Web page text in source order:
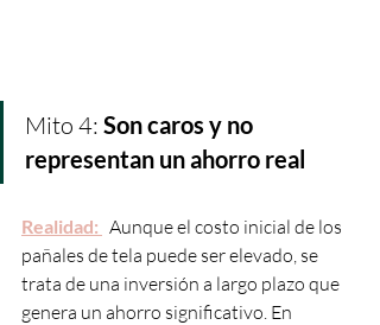
Mito 4: Son caros y no
representan un ahorro real
Realidad:
  Aunque el costo inicial de los
pañales de tela puede ser elevado, se
trata de una inversión a largo plazo que
genera un ahorro significativo. En